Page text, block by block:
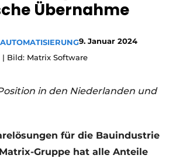
einem Rundtischgespräch - 20 Jahre
Übernahme
9. Januar 2024
| Bild: Matrix Software
in den Niederlanden und
für die Bauindustrie
Gruppe hat alle Anteile